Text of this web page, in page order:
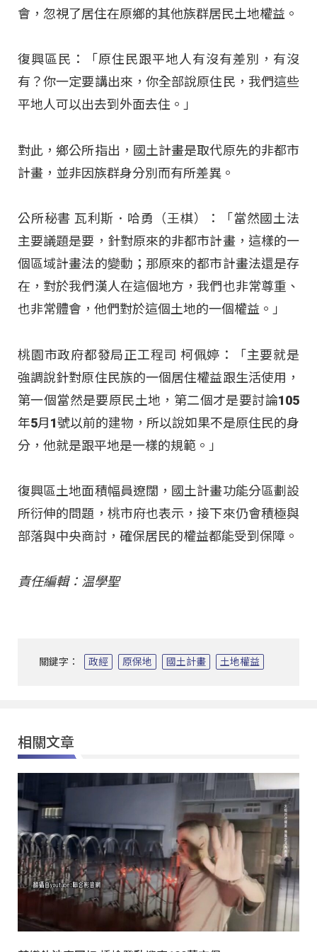
會，忽視了居住在原鄉的其他族群居民土地權益。
復興區民：「原住民跟平地人有沒有差別，有沒
有？你一定要講出來，你全部說原住民，我們這些
平地人可以出去到外面去住。」
對此，鄉公所指出，國土計畫是取代原先的非都市
計畫，並非因族群身分別而有所差異。
公所秘書 瓦利斯．哈勇（王棋）：「當然國土法
主要議題是要，針對原來的非都市計畫，這樣的一
個區域計畫法的變動；那原來的都市計畫法還是存
在，對於我們漢人在這個地方，我們也非常尊重、
也非常體會，他們對於這個土地的一個權益。」
桃園市政府都發局正工程司 柯佩婷：「主要就是
強調說針對原住民族的一個居住權益跟生活使用，
第一個當然是要原民土地，第二個才是要討論105
年5月1號以前的建物，所以說如果不是原住民的身
分，他就是跟平地是一樣的規範。」
復興區土地面積幅員遼闊，國土計畫功能分區劃設
所衍伸的問題，桃市府也表示，接下來仍會積極與
部落與中央商討，確保居民的權益都能受到保障。
責任編輯：温學聖
關鍵字： 政經 原保地 國土計畫 土地權益
相關文章